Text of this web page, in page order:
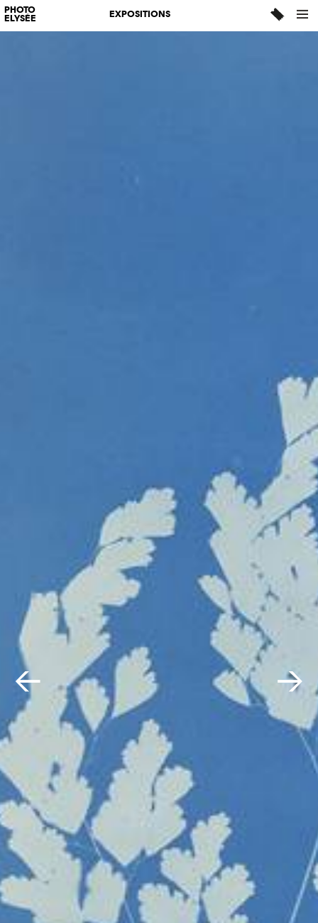
PHOTO
ELYSÉE
EXPOSITIONS